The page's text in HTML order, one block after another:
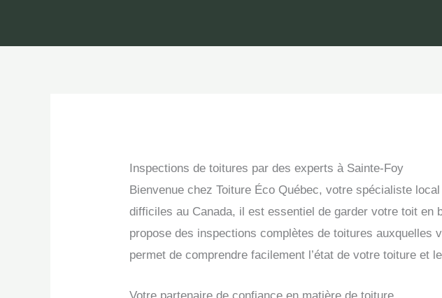
Inspections de toitures par des experts à Sainte-Foy
Bienvenue chez Toiture Éco Québec, votre spécialiste
difficiles au Canada, il est essentiel de garder votre toit en
propose des inspections complètes de toitures
permet de comprendre facilement l’état de votre toiture et